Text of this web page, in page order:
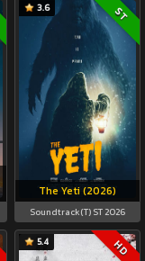
The Yeti (2026)
3.6 ST
Soundtrack(T) ST 2026
5.4 HD